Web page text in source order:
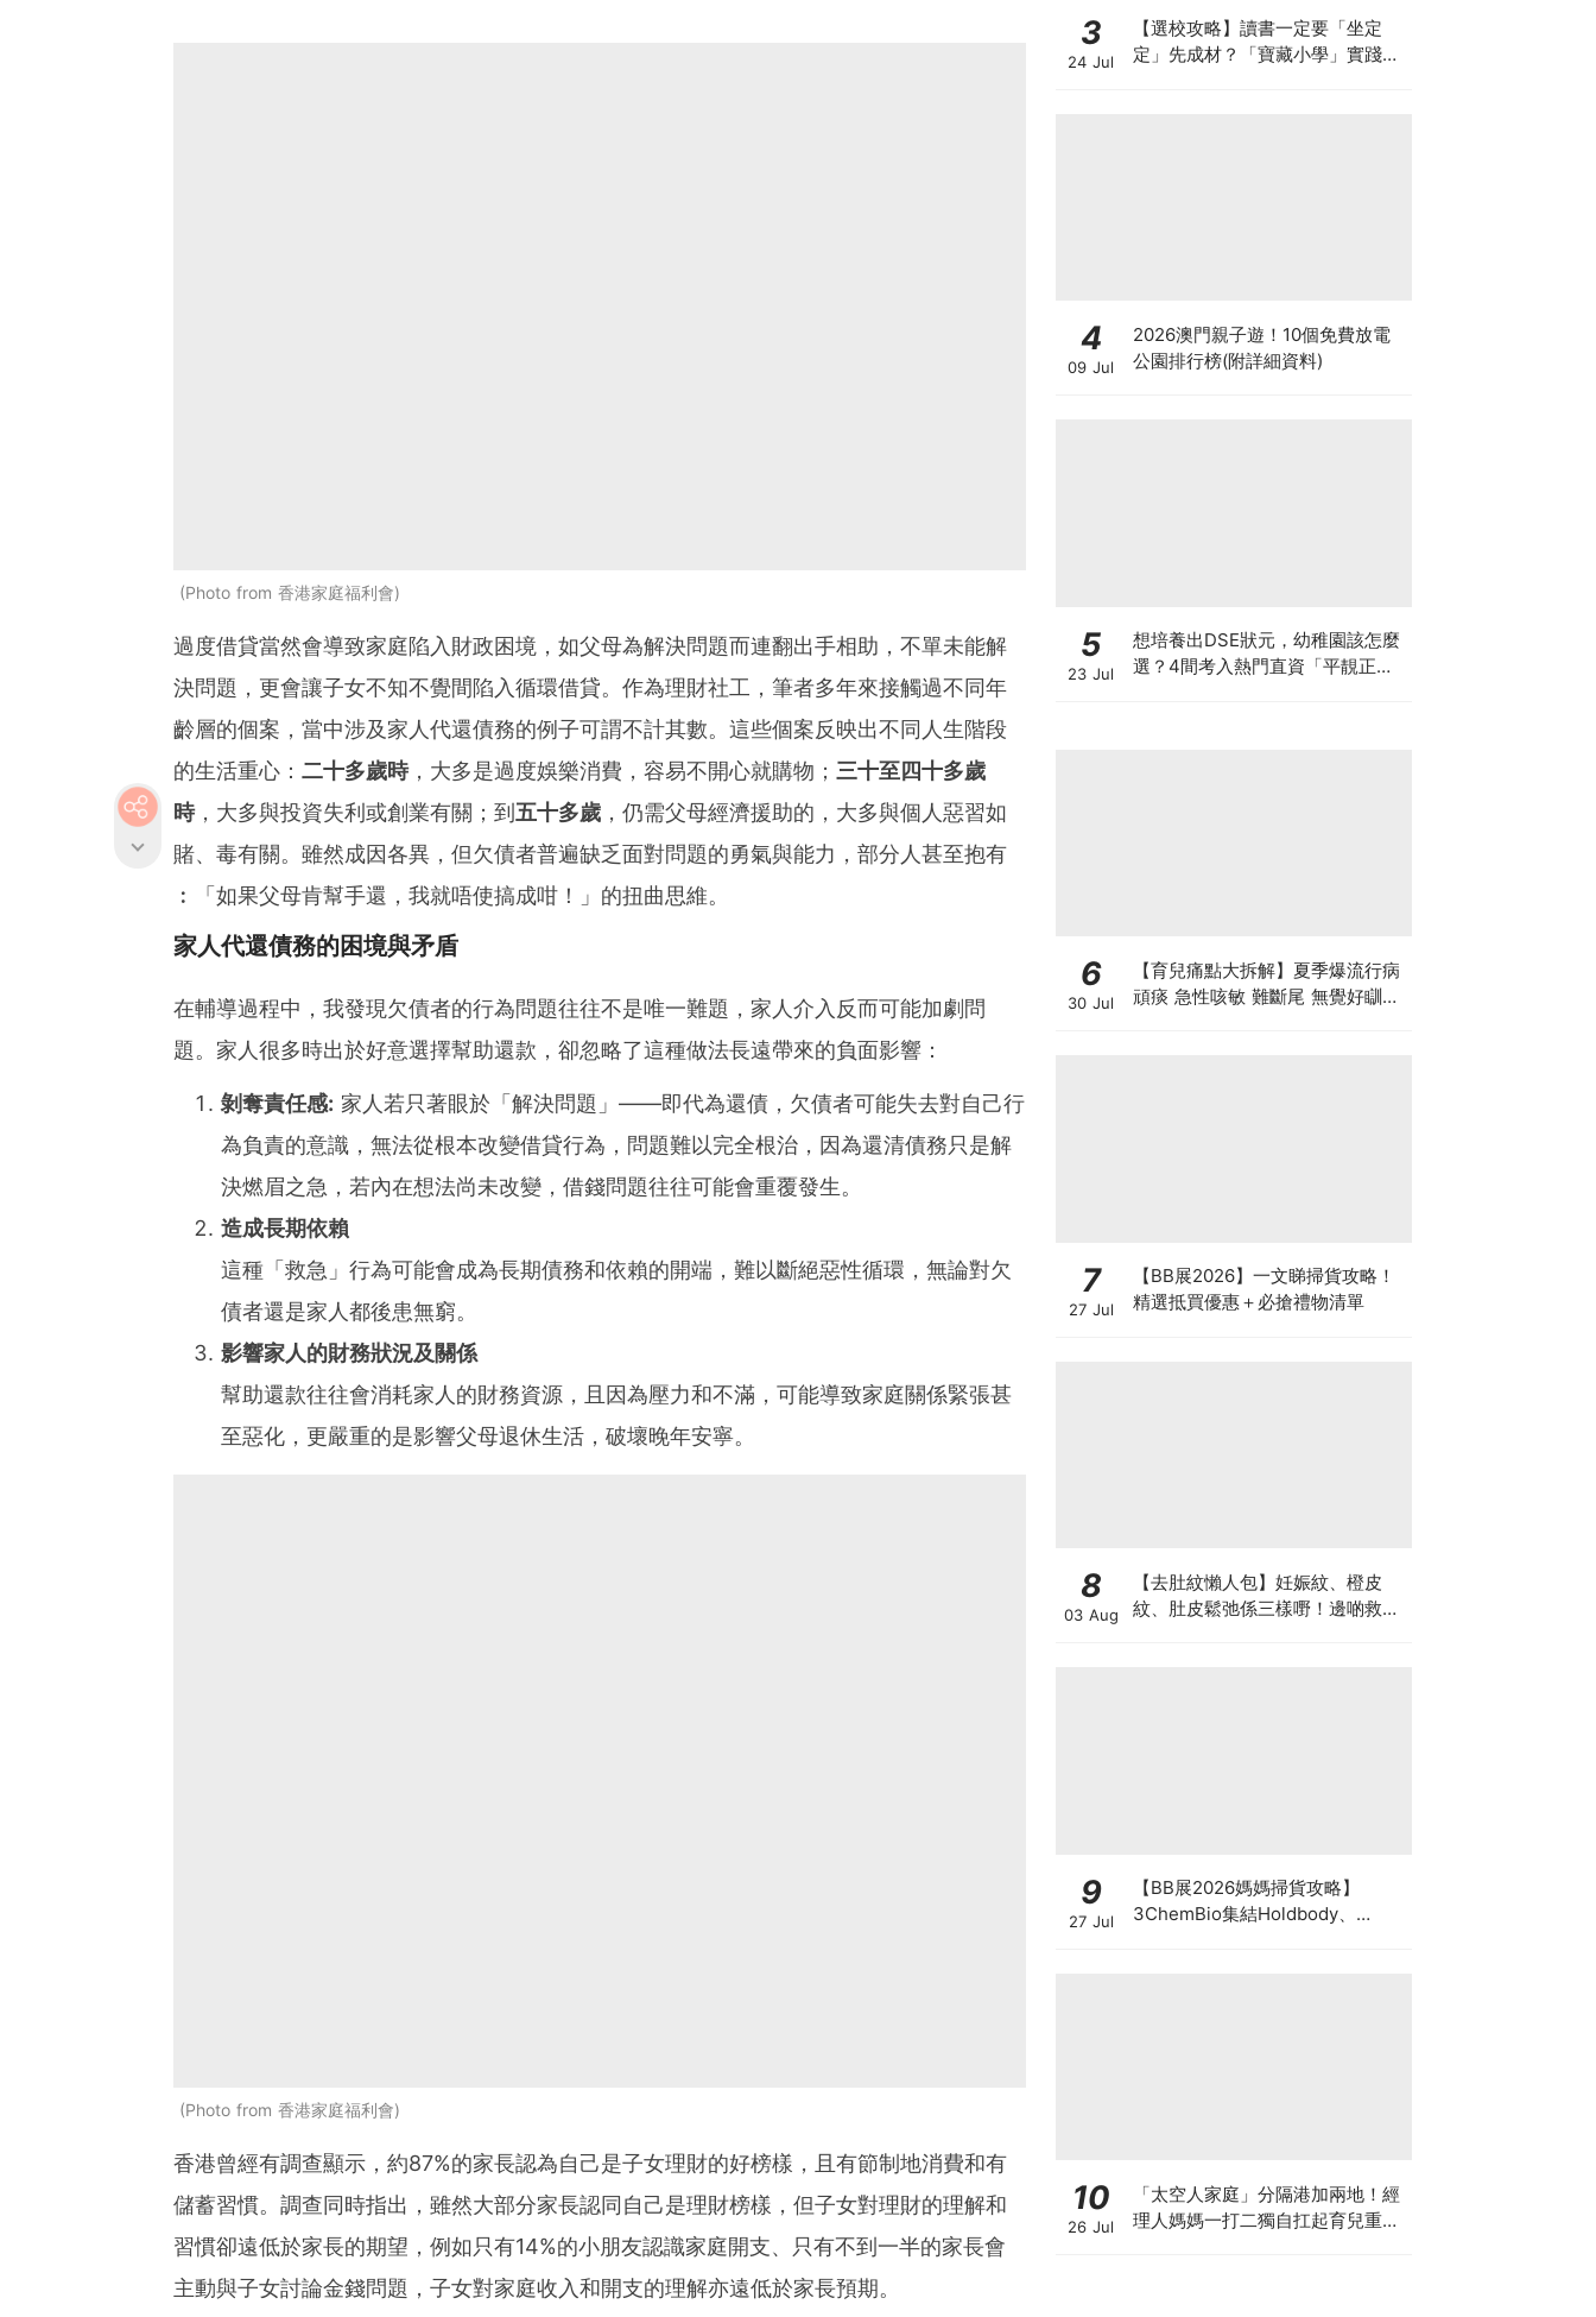
Photo from 香港家庭福利會
過度借貸當然會導致家庭陷入財政困境，如父母為解決問題而連翻出手相助，不單未能解
決問題，更會讓子女不知不覺間陷入循環借貸。作為理財社工，筆者多年來接觸過不同年
齡層的個案，當中涉及家人代還債務的例子可謂不計其數。這些個案反映出不同人生階段
的生活重心： 二十多歲時，大多是過度娛樂消費，容易不開心就購物； 三十至四十多歲
時，大多與投資失利或創業有關；到 五十多歲，仍需父母經濟援助的，大多與個人惡習如
賭、毒有關。雖然成因各異，但欠債者普遍缺乏面對問題的勇氣與能力，部分人甚至抱有
︰「如果父母肯幫手還，我就唔使搞成咁！」的扭曲思維。
家人代還債務的困境與矛盾
在輔導過程中，我發現欠債者的行為問題往往不是唯一難題，家人介入反而可能加劇問
題。家人很多時出於好意選擇幫助還款，卻忽略了這種做法長遠帶來的負面影響：
剝奪責任感: 家人若只著眼於「解決問題」——即代為還債，欠債者可能失去對自己行
為負責的意識，無法從根本改變借貸行為，問題難以完全根治，因為還清債務只是解
決燃眉之急，若內在想法尚未改變，借錢問題往往可能會重覆發生。
造成長期依賴
這種「救急」行為可能會成為長期債務和依賴的開端，難以斷絕惡性循環，無論對欠
債者還是家人都後患無窮。
影響家人的財務狀況及關係
幫助還款往往會消耗家人的財務資源，且因為壓力和不滿，可能導致家庭關係緊張甚
至惡化，更嚴重的是影響父母退休生活，破壞晚年安寧。
Photo from 香港家庭福利會
香港曾經有調查顯示，約87%的家長認為自己是子女理財的好榜樣，且有節制地消費和有
儲蓄習慣。調查同時指出，雖然大部分家長認同自己是理財榜樣，但子女對理財的理解和
習慣卻遠低於家長的期望，例如只有14%的小朋友認識家庭開支、只有不到一半的家長會
主動與子女討論金錢問題，子女對家庭收入和開支的理解亦遠低於家長預期。
3
24 Jul
【選校攻略】讀書一定要「坐定
定」先成材？「寶藏小學」實踐動
4
09 Jul
2026澳門親子遊！10個免費放電
公園排行榜(附詳細資料)
5
23 Jul
想培養出DSE狀元，幼稚園該怎麼
選？4間考入熱門直資「平靚正」
6
30 Jul
【育兒痛點大拆解】夏季爆流行病
頑痰 急性咳敏 難斷尾 無覺好瞓？
7
27 Jul
【BB展2026】一文睇掃貨攻略！
精選抵買優惠＋必搶禮物清單
8
03 Aug
【去肚紋懶人包】妊娠紋、橙皮
紋、肚皮鬆弛係三樣嘢！邊啲救得
9
27 Jul
【BB展2026媽媽掃貨攻略】
3ChemBio集結Holdbody、
10
26 Jul
「太空人家庭」分隔港加兩地！經
理人媽媽一打二獨自扛起育兒重